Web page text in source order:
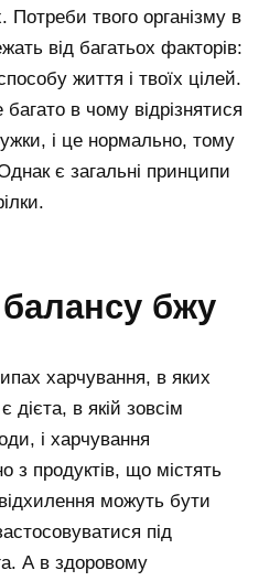
Потреби твого організму в
від багатьох факторів:
життя і твоїх цілей.
в чому відрізнятися
і це нормально, тому
є загальні принципи
балансу бжу
харчування, в яких
дієта, в якій зовсім
і харчування
з продуктів, що містять
можуть бути
під
А в здоровому